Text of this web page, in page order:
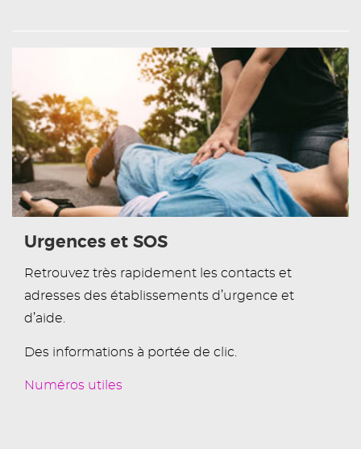
Urgences et SOS
Retrouvez très rapidement les contacts et
adresses des établissements d’urgence et
d’aide.
Des informations à portée de clic.
Numéros utiles